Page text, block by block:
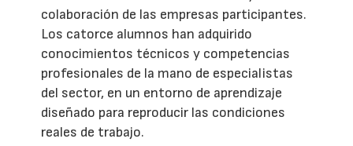
colaboración de las empresas participantes.
Los catorce alumnos han adquirido
conocimientos técnicos y competencias
profesionales de la mano de especialistas
del sector, en un entorno de aprendizaje
diseñado para reproducir las condiciones
reales de trabajo.